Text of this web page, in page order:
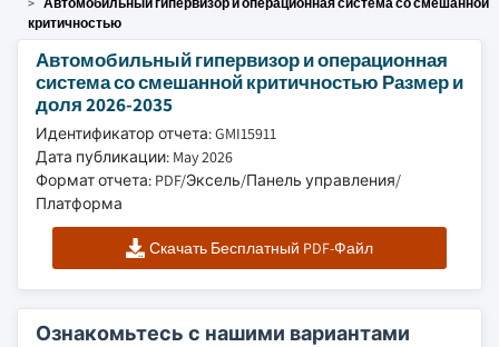
критичностью
Автомобильный гипервизор и операционная
система со смешанной критичностью Размер и
доля 2026-2035
Идентификатор отчета: GMI15911
Дата публикации: May 2026
Формат отчета: PDF/Эксель/Панель управления/
Платформа
Скачать Бесплатный PDF-Файл
Ознакомьтесь с нашими вариантами